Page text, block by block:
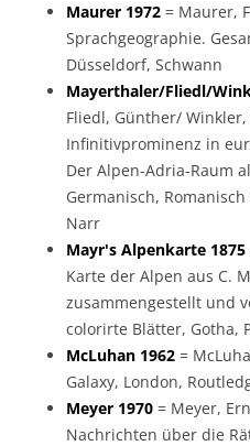
Maurer 1972 = Maurer,
Sprachgeographie.
Düsseldorf, Schwann
Mayerthaler/Fliedl/
Fliedl, Günther/
Infinitivprominenz in
Der Alpen-Adria-Raum
Germanisch,
Narr
Mayr's Alpenkarte 1875
Karte der Alpen aus C.
zusammengestellt und
colorirte Blätter, Gotha,
McLuhan 1962 =
Galaxy, London,
Meyer 1970 = Meyer,
Nachrichten über die